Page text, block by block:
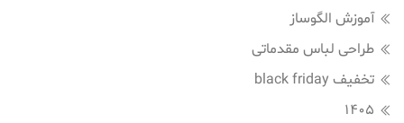
آموزش الگوساز
طراحی لباس مقدماتی
تخفیف black friday
1405